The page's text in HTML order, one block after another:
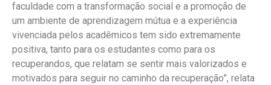
faculdade com a transformação social e a promoção de
um ambiente de aprendizagem mútua e a experiência
vivenciada pelos acadêmicos tem sido extremamente
positiva, tanto para os estudantes como para os
recuperandos, que relatam se sentir mais valorizados e
motivados para seguir no caminho da recuperação”, relata